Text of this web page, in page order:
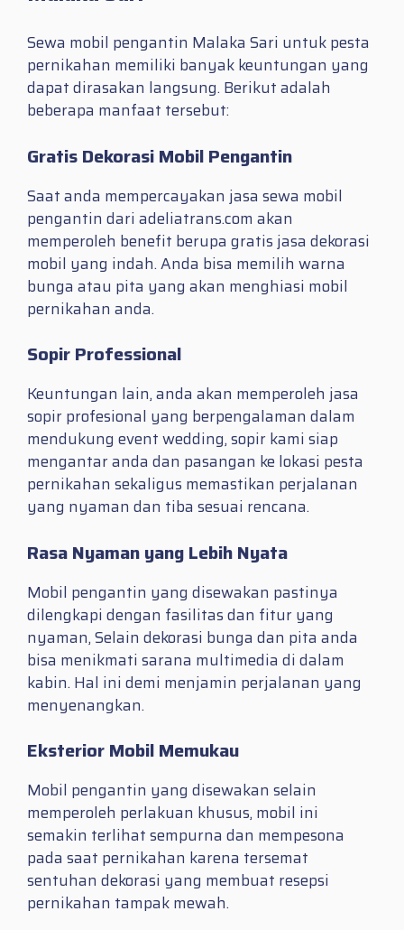
Sewa mobil pengantin Malaka Sari untuk pesta
pernikahan memiliki banyak keuntungan yang
dapat dirasakan langsung. Berikut adalah
beberapa manfaat tersebut:
Gratis Dekorasi Mobil Pengantin
Saat anda mempercayakan jasa sewa mobil
pengantin dari adeliatrans.com akan
memperoleh benefit berupa gratis jasa dekorasi
mobil yang indah. Anda bisa memilih warna
bunga atau pita yang akan menghiasi mobil
pernikahan anda.
Sopir Professional
Keuntungan lain, anda akan memperoleh jasa
sopir profesional yang berpengalaman dalam
mendukung event wedding, sopir kami siap
mengantar anda dan pasangan ke lokasi pesta
pernikahan sekaligus memastikan perjalanan
yang nyaman dan tiba sesuai rencana.
Rasa Nyaman yang Lebih Nyata
Mobil pengantin yang disewakan pastinya
dilengkapi dengan fasilitas dan fitur yang
nyaman, Selain dekorasi bunga dan pita anda
bisa menikmati sarana multimedia di dalam
kabin. Hal ini demi menjamin perjalanan yang
menyenangkan.
Eksterior Mobil Memukau
Mobil pengantin yang disewakan selain
memperoleh perlakuan khusus, mobil ini
semakin terlihat sempurna dan mempesona
pada saat pernikahan karena tersemat
sentuhan dekorasi yang membuat resepsi
pernikahan tampak mewah.